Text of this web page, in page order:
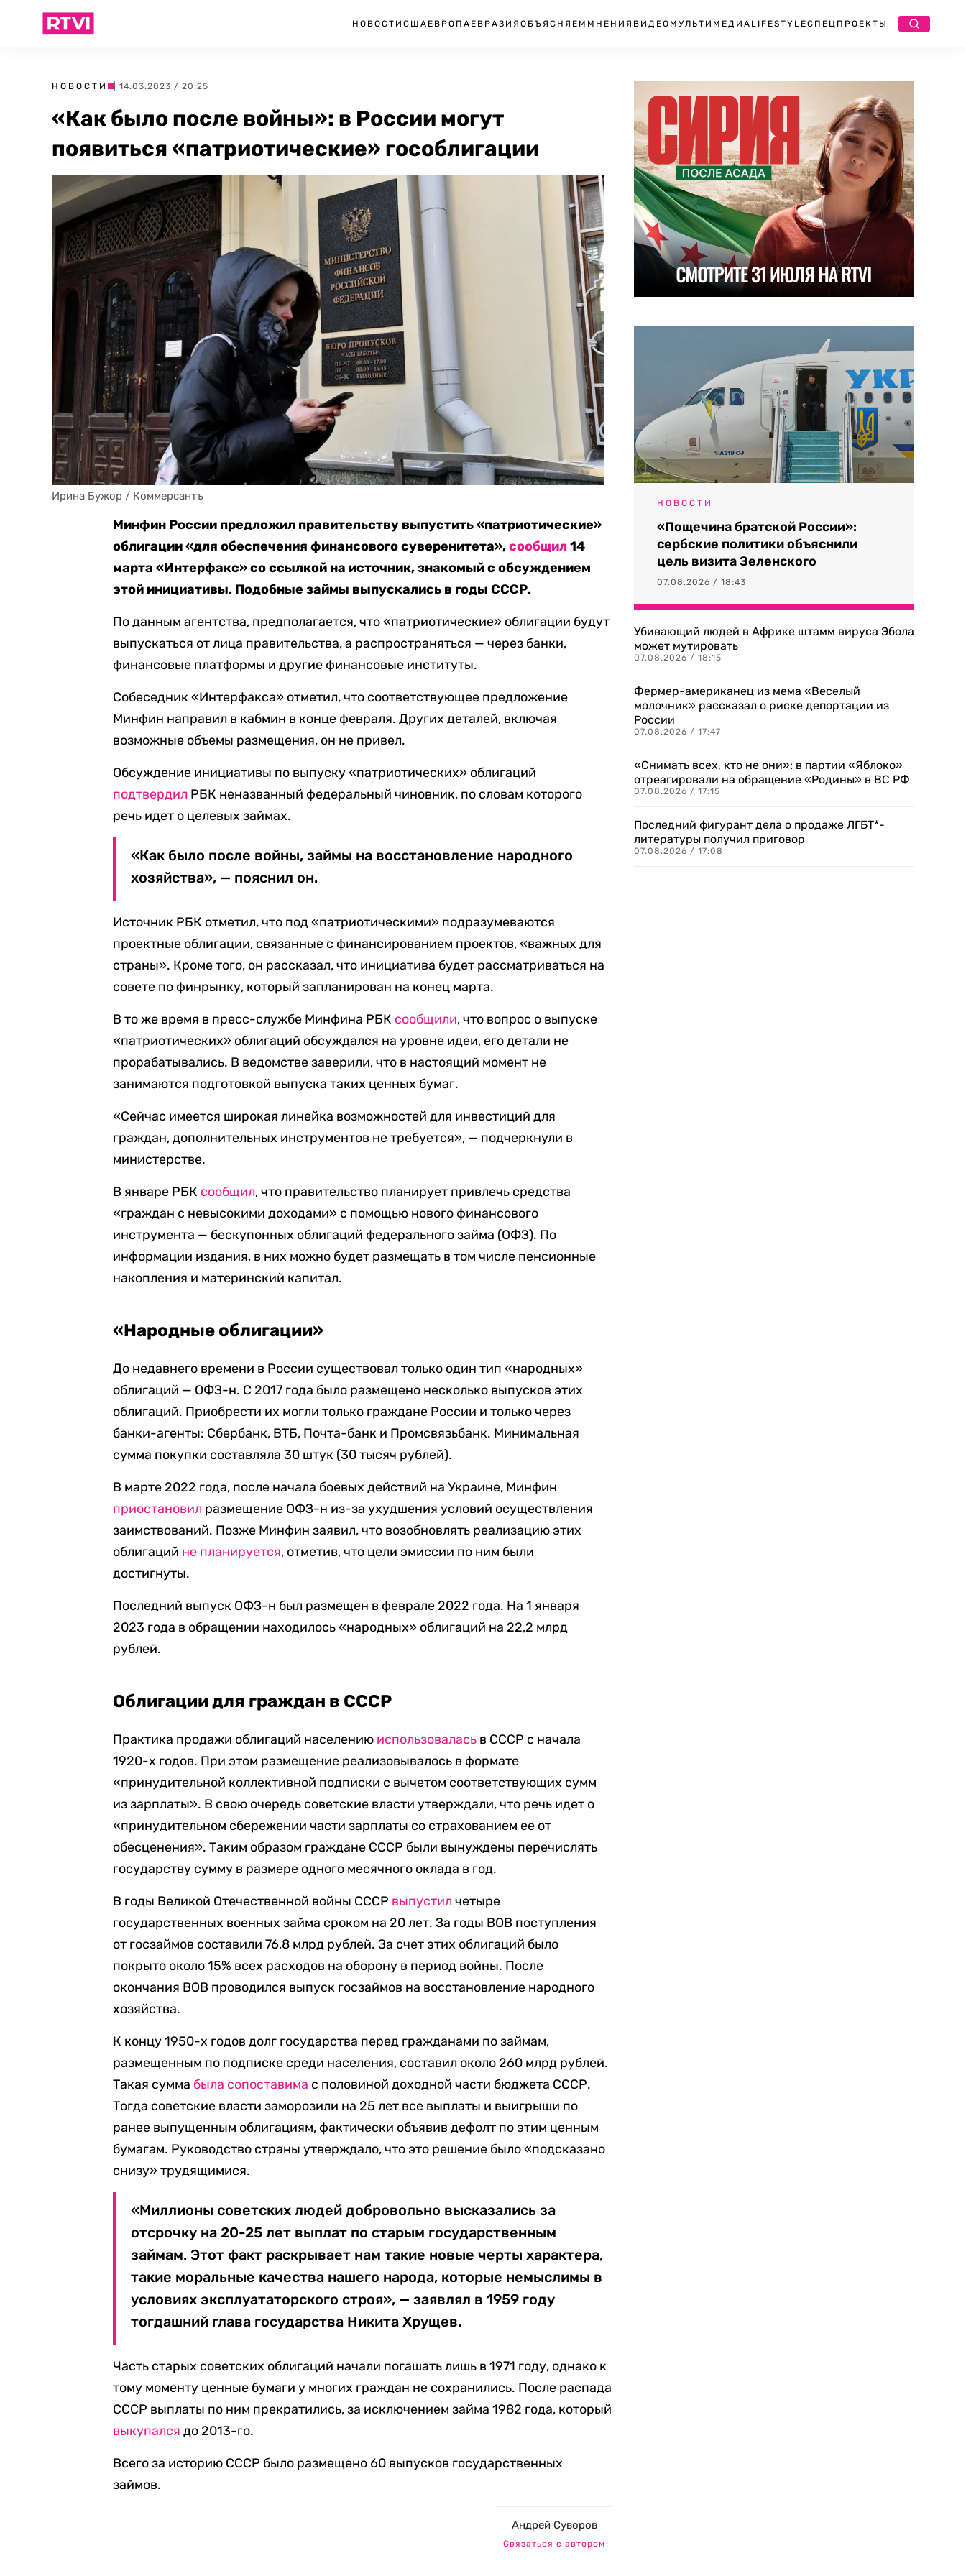
НОВОСТИ США ЕВРОПА ЕВРАЗИЯ ОБЪЯСНЯЕМ МНЕНИЯ ВИДЕО МУЛЬТИМЕДИА LIFESTYLEСПЕЦПРОЕКТЫ
НОВОСТИ | 14.03.2023 / 20:25
«Как было после войны»: в России могут
появиться «патриотические» гособлигации
Ирина Бужор / Коммерсантъ
Минфин России предложил правительству выпустить «патриотические»
облигации «для обеспечения финансового суверенитета»,сообщил14
марта «Интерфакс» со ссылкой на источник, знакомый с обсуждением
этой инициативы. Подобные займы выпускались в годы СССР.
По данным агентства, предполагается, что «патриотические» облигации будут
выпускаться от лица правительства, а распространяться — через банки,
финансовые платформы и другие финансовые институты.
Собеседник «Интерфакса» отметил, что соответствующее предложение
Минфин направил в кабмин в конце февраля. Других деталей, включая
возможные объемы размещения, он не привел.
Обсуждение инициативы по выпуску «патриотических» облигаций
подтвердил РБК неназванный федеральный чиновник, по словам которого
речь идет о целевых займах.
«Как было после войны, займы на восстановление народного
хозяйства», — пояснил он.
Источник РБК отметил, что под «патриотическими» подразумеваются
проектные облигации, связанные с финансированием проектов, «важных для
страны». Кроме того, он рассказал, что инициатива будет рассматриваться на
совете по финрынку, который запланирован на конец марта.
В то же время в пресс-службе Минфина РБК сообщили, что вопрос о выпуске
«патриотических» облигаций обсуждался на уровне идеи, его детали не
прорабатывались. В ведомстве заверили, что в настоящий момент не
занимаются подготовкой выпуска таких ценных бумаг.
«Сейчас имеется широкая линейка возможностей для инвестиций для
граждан, дополнительных инструментов не требуется», — подчеркнули в
министерстве.
В январе РБК сообщил, что правительство планирует привлечь средства
«граждан с невысокими доходами» с помощью нового финансового
инструмента — бескупонных облигаций федерального займа (ОФЗ). По
информации издания, в них можно будет размещать в том числе пенсионные
накопления и материнский капитал.
«Народные облигации»
До недавнего времени в России существовал только один тип «народных»
облигаций — ОФЗ-н. С 2017 года было размещено несколько выпусков этих
облигаций. Приобрести их могли только граждане России и только через
банки-агенты: Сбербанк, ВТБ, Почта-банк и Промсвязьбанк. Минимальная
сумма покупки составляла 30 штук (30 тысяч рублей).
В марте 2022 года, после начала боевых действий на Украине, Минфин
приостановил размещение ОФЗ-н из-за ухудшения условий осуществления
заимствований. Позже Минфин заявил, что возобновлять реализацию этих
облигаций не планируется, отметив, что цели эмиссии по ним были
достигнуты.
Последний выпуск ОФЗ-н был размещен в феврале 2022 года. На 1 января
2023 года в обращении находилось «народных» облигаций на 22,2 млрд
рублей.
Облигации для граждан в СССР
Практика продажи облигаций населению использовалась в СССР с начала
1920-х годов. При этом размещение реализовывалось в формате
«принудительной коллективной подписки с вычетом соответствующих сумм
из зарплаты». В свою очередь советские власти утверждали, что речь идет о
«принудительном сбережении части зарплаты со страхованием ее от
обесценения». Таким образом граждане СССР были вынуждены перечислять
государству сумму в размере одного месячного оклада в год.
В годы Великой Отечественной войны СССР выпустил четыре
государственных военных займа сроком на 20 лет. За годы ВОВ поступления
от госзаймов составили 76,8 млрд рублей. За счет этих облигаций было
покрыто около 15% всех расходов на оборону в период войны. После
окончания ВОВ проводился выпуск госзаймов на восстановление народного
хозяйства.
К концу 1950-х годов долг государства перед гражданами по займам,
размещенным по подписке среди населения, составил около 260 млрд рублей.
Такая сумма была сопоставима с половиной доходной части бюджета СССР.
Тогда советские власти заморозили на 25 лет все выплаты и выигрыши по
ранее выпущенным облигациям, фактически объявив дефолт по этим ценным
бумагам. Руководство страны утверждало, что это решение было «подсказано
снизу» трудящимися.
«Миллионы советских людей добровольно высказались за
отсрочку на 20-25 лет выплат по старым государственным
займам. Этот факт раскрывает нам такие новые черты характера,
такие моральные качества нашего народа, которые немыслимы в
условиях эксплуататорского строя», — заявлял в 1959 году
тогдашний глава государства Никита Хрущев.
Часть старых советских облигаций начали погашать лишь в 1971 году, однако к
тому моменту ценные бумаги у многих граждан не сохранились. После распада
СССР выплаты по ним прекратились, за исключением займа 1982 года, который
выкупался до 2013-го.
Всего за историю СССР было размещено 60 выпусков государственных
займов.
Андрей Суворов
Связаться с автором
НОВОСТИ
«Пощечина братской России»:
сербские политики объяснили
цель визита Зеленского
07.08.2026 / 18:43
Убивающий людей в Африке штамм вируса Эбола
может мутировать
07.08.2026 / 18:15
Фермер-американец из мема «Веселый
молочник» рассказал о риске депортации из
России
07.08.2026 / 17:47
«Снимать всех, кто не они»: в партии «Яблоко»
отреагировали на обращение «Родины» в ВС РФ
07.08.2026 / 17:15
Последний фигурант дела о продаже ЛГБТ*-
литературы получил приговор
07.08.2026 / 17:08